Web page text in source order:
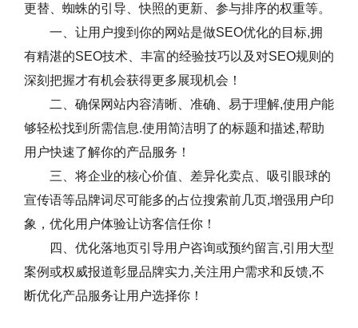
更替、蜘蛛的引导、快照的更新、参与排序的权重等。
一、让用户搜到你的网站是做SEO优化的目标,拥
有精湛的SEO技术、丰富的经验技巧以及对SEO规则的
深刻把握才有机会获得更多展现机会！
二、确保网站内容清晰、准确、易于理解,使用户能
够轻松找到所需信息.使用简洁明了的标题和描述,帮助
用户快速了解你的产品服务！
三、将企业的核心价值、差异化卖点、吸引眼球的
宣传语等品牌词尽可能多的占位搜索前几页,增强用户印
象，优化用户体验让访客信任你！
四、优化落地页引导用户咨询或预约留言,引用大型
案例或权威报道彰显品牌实力,关注用户需求和反馈,不
断优化产品服务让用户选择你！